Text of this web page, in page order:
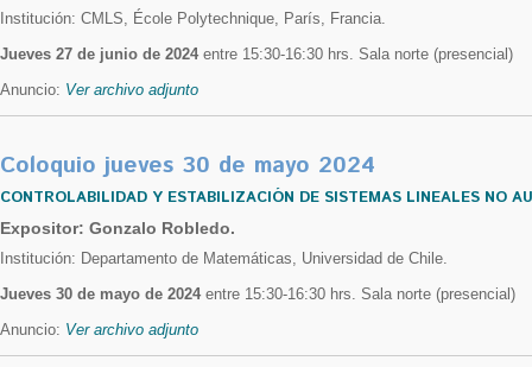
Institución: CMLS, École Polytechnique, París, Francia.
Jueves 27 de junio de 2024 entre 15:30-16:30 hrs. Sala norte (presencial)
Anuncio: Ver archivo adjunto
Coloquio jueves 30 de mayo 2024
CONTROLABILIDAD Y ESTABILIZACIÓN DE SISTEMAS LINEALES NO
Expositor: Gonzalo Robledo.
Institución: Departamento de Matemáticas, Universidad de Chile.
Jueves 30 de mayo de 2024 entre 15:30-16:30 hrs. Sala norte (presencial)
Anuncio: Ver archivo adjunto